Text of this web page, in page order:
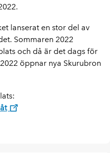
lanserat en stor del av
Sommaren 2022
och då är det dags för
öppnar nya Skurubron